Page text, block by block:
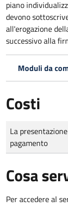
piano
devono
all'erogazione
successivo alla
Moduli da
Costi
Tipo di pagamento
Importo
La
pagamento
Cosa
Per accedere al